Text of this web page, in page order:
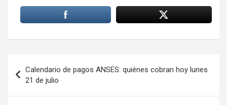
de
entradas
Calendario de pagos ANSES: quiénes cobran hoy lunes
21 de julio